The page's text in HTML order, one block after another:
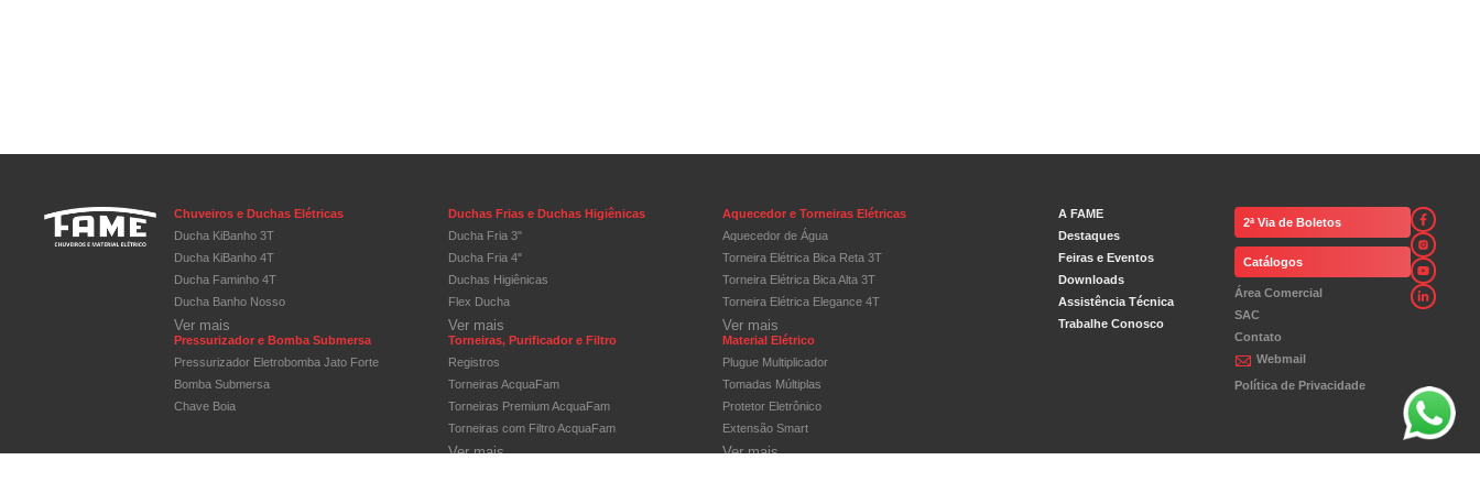
Chuveiros e Duchas Elétricas
Ducha KiBanho 3T
Ducha KiBanho 4T
Ducha Faminho 4T
Ducha Banho Nosso
Ver mais
Duchas Frias e Duchas Higiênicas
Ducha Fria 3"
Ducha Fria 4"
Duchas Higiênicas
Flex Ducha
Ver mais
Aquecedor e Torneiras Elétricas
Aquecedor de Água
Torneira Elétrica Bica Reta 3T
Torneira Elétrica Bica Alta 3T
Torneira Elétrica Elegance 4T
Ver mais
Pressurizador e Bomba Submersa
Pressurizador Eletrobomba Jato Forte
Bomba Submersa
Chave Boia
Torneiras, Purificador e Filtro
Registros
Torneiras AcquaFam
Torneiras Premium AcquaFam
Torneiras com Filtro AcquaFam
Ver mais
Material Elétrico
Plugue Multiplicador
Tomadas Múltiplas
Protetor Eletrônico
Extensão Smart
Ver mais
A FAME
Destaques
Feiras e Eventos
Downloads
Assistência Técnica
Trabalhe Conosco
2ª Via de Boletos
Catálogos
Área Comercial
SAC
Contato
Webmail
Política de Privacidade